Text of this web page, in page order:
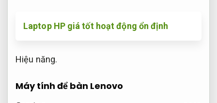
Laptop HP giá tốt hoạt động ổn định
Hiệu năng.
Máy tính để bàn Lenovo